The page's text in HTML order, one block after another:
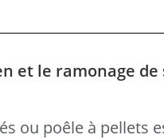
et le ramonage de
ou poêle à pellets